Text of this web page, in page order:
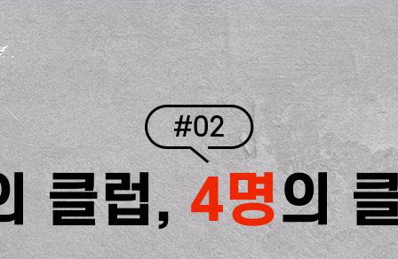
#02
클럽,4명의